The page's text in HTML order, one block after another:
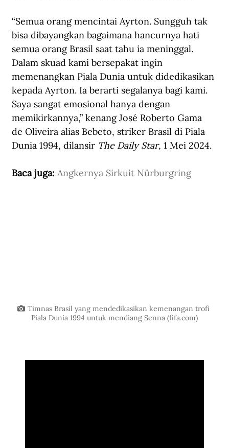
“Semua orang mencintai Ayrton. Sungguh tak
bisa dibayangkan bagaimana hancurnya hati
semua orang Brasil saat tahu ia meninggal.
Dalam skuad kami bersepakat ingin
memenangkan Piala Dunia untuk didedikasikan
kepada Ayrton. Ia berarti segalanya bagi kami.
Saya sangat emosional hanya dengan
memikirkannya,” kenang José Roberto Gama
de Oliveira alias Bebeto, striker Brasil di Piala
Dunia 1994, dilansir The Daily Star, 1 Mei 2024.
Baca juga: Angkernya Sirkuit Nürburgring
Timnas Brasil yang mendedikasikan kemenangan trofi
Piala Dunia 1994 untuk mendiang Senna (fifa.com)